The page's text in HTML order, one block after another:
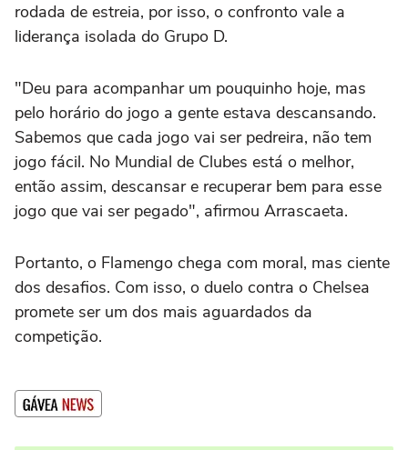
rodada de estreia, por isso, o confronto vale a
liderança isolada do Grupo D.
"Deu para acompanhar um pouquinho hoje, mas
pelo horário do jogo a gente estava descansando.
Sabemos que cada jogo vai ser pedreira, não tem
jogo fácil. No Mundial de Clubes está o melhor,
então assim, descansar e recuperar bem para esse
jogo que vai ser pegado", afirmou Arrascaeta.
Portanto, o Flamengo chega com moral, mas ciente
dos desafios. Com isso, o duelo contra o Chelsea
promete ser um dos mais aguardados da
competição.